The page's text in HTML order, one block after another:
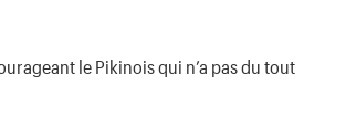
le Pikinois qui n’a pas du tout